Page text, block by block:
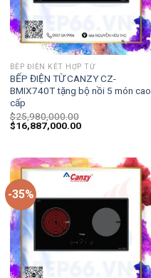
BẾP ĐIỆN KẾT HỢP TỪ
BẾP ĐIỆN TỪ CANZY CZ-
BMIX740T tặng bộ nồi 5 món cao
cấp
$25,980,000.00
$16,887,000.00
-35%